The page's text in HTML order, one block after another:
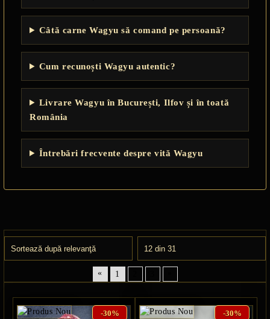
Câtă carne Wagyu să comand pe persoană?
Cum recunoști Wagyu autentic?
Livrare Wagyu în București, Ilfov și în toată
România
Întrebări frecvente despre vită Wagyu
« 1
-30% -30%